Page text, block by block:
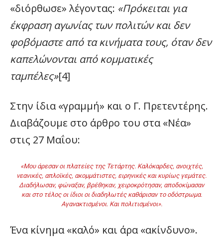
«διόρθωσε» λέγοντας: «Πρόκειται για
έκφραση αγωνίας των πολιτών και δεν
φοβόμαστε από τα κινήματα τους, όταν δεν
καπελώνονται από κομματικές
ταμπέλες»[4]
Στην ίδια «γραμμή» και ο Γ. Πρετεντέρης.
Διαβάζουμε στο άρθρο του στα «Νέα»
στις 27 Μαΐου:
«Μου άρεσαν οι πλατείες της Τετάρτης. Καλόκαρδες, ανοιχτές,
νεανικές, απλοϊκές, ακοµµάτιστες, ειρηνικές και κυρίως γεµάτες.
∆ιαδήλωσαν, φώναξαν, βρέθηκαν, χειροκρότησαν, αποδοκίµασαν
και στο τέλος οι ίδιοι οι διαδηλωτές καθάρισαν το οδόστρωµα.
Αγανακτισµένοι. Και πολιτισµένοι».
Ένα κίνημα «καλό» και άρα «ακίνδυνο».